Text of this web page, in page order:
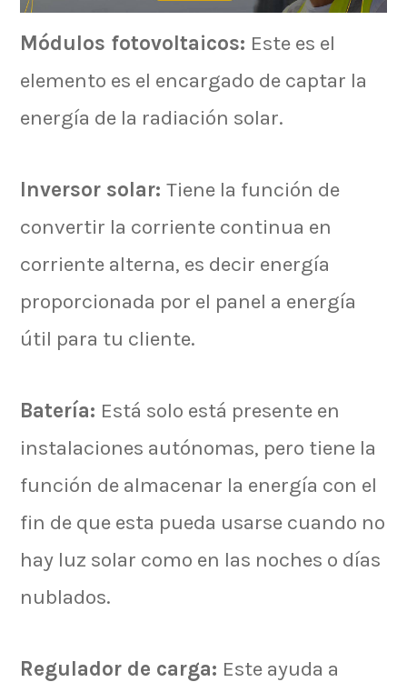
Módulos fotovoltaicos: Este es el
elemento es el encargado de captar la
energía de la radiación solar.
Inversor solar: Tiene la función de
convertir la corriente continua en
corriente alterna, es decir energía
proporcionada por el panel a energía
útil para tu cliente.
Batería: Está solo está presente en
instalaciones autónomas, pero tiene la
función de almacenar la energía con el
fin de que esta pueda usarse cuando no
hay luz solar como en las noches o días
nublados.
Regulador de carga: Este ayuda a